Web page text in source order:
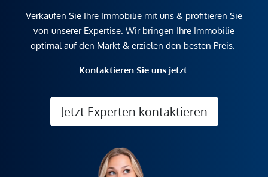
Verkaufen Sie Ihre Immobilie mit uns & profitieren Sie
von unserer Expertise. Wir bringen Ihre Immobilie
optimal auf den Markt & erzielen den besten Preis.
Kontaktieren Sie uns jetzt.
Jetzt Experten kontaktieren